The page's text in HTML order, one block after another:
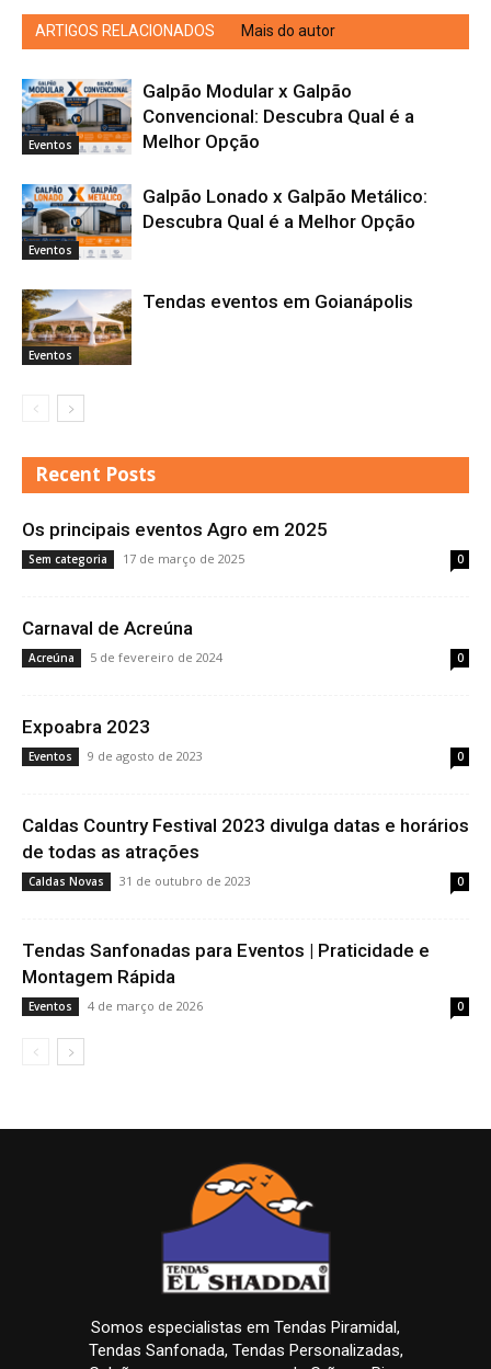
ARTIGOS RELACIONADOS Mais do autor
Eventos
Galpão Modular x Galpão
Convencional: Descubra Qual é a
Melhor Opção
Eventos
Galpão Lonado x Galpão Metálico:
Descubra Qual é a Melhor Opção
Eventos
Tendas eventos em Goianápolis
Recent Posts
Os principais eventos Agro em 2025
Sem categoria 17 de março de 2025 0
Carnaval de Acreúna
Acreúna 5 de fevereiro de 2024 0
Expoabra 2023
Eventos 9 de agosto de 2023 0
Caldas Country Festival 2023 divulga datas e horários
de todas as atrações
Caldas Novas 31 de outubro de 2023 0
Tendas Sanfonadas para Eventos | Praticidade e
Montagem Rápida
Eventos 4 de março de 2026 0
Somos especialistas em Tendas Piramidal,
Tendas Sanfonada, Tendas Personalizadas,